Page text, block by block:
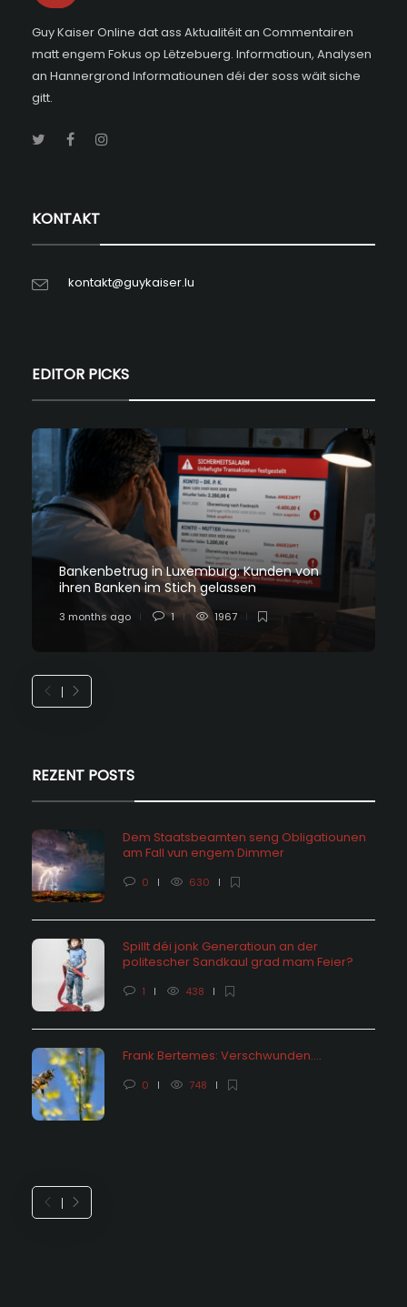
Guy Kaiser Online dat ass Aktualitéit an Commentairen
matt engem Fokus op Lëtzebuerg. Informatioun, Analysen
an Hannergrond Informatiounen déi der soss wäit siche
gitt.
KONTAKT
kontakt@guykaiser.lu
EDITOR PICKS
Bankenbetrug in Luxemburg: Kunden von
ihren Banken im Stich gelassen
3 months ago 1 1967
REZENT POSTS
Dem Staatsbeamten seng Obligatiounen
am Fall vun engem Dimmer
0 630
Spillt déi jonk Generatioun an der
politescher Sandkaul grad mam Feier?
1 438
Frank Bertemes: Verschwunden….
0 748